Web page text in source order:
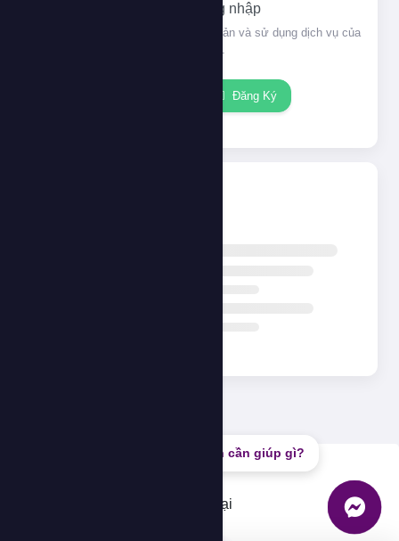
Vui lòng đăng nhập
Đăng nhập để xem thông tin tài khoản và sử dụng dịch vụ của
chúng tôi.
Đăng Ký
Bạn cần giúp gì?
Không thể tải dữ liệu, vui lòng thử lại